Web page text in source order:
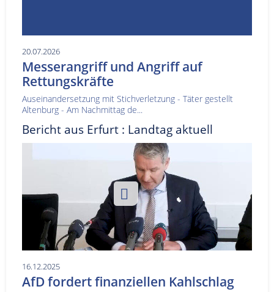
20.07.2026
Messerangriff und Angriff auf
Rettungskräfte
Auseinandersetzung mit Stichverletzung - Täter gestellt
Altenburg - Am Nachmittag de...
Bericht aus Erfurt : Landtag aktuell
16.12.2025
AfD fordert finanziellen Kahlschlag